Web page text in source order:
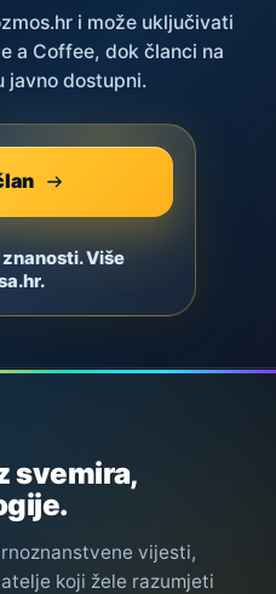
i može uključivati
a Coffee, dok članci na
javno dostupni.
Više
svemira,
vijesti,
koji žele razumjeti